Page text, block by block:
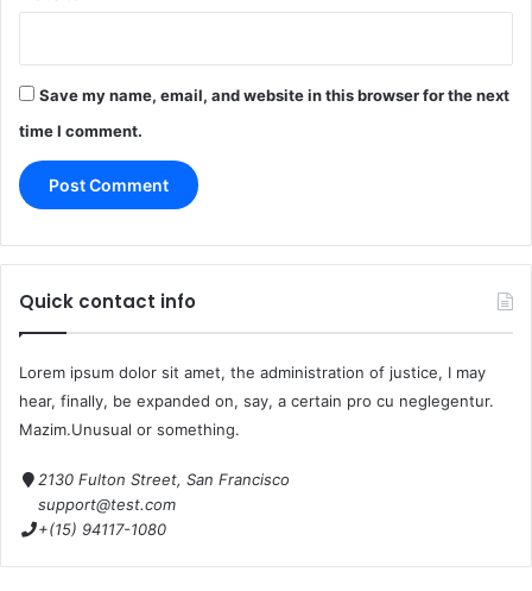
Save my name, email, and website in this browser for the next
time I comment.
Quick contact info
Lorem ipsum dolor sit amet, the administration of justice, I may
hear, finally, be expanded on, say, a certain pro cu neglegentur.
Mazim.Unusual or something.
2130 Fulton Street, San Francisco
support@test.com
+(15) 94117-1080